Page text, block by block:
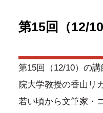
第15回（12/
第15回（12/10）の
院大学教授の香山リ
若い頃から文筆家・